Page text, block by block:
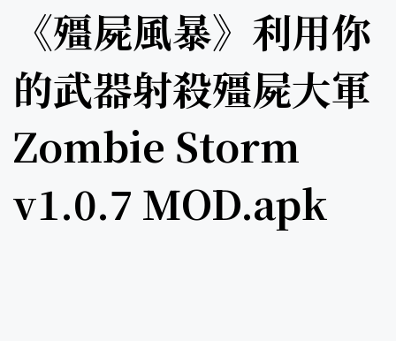
《殭屍風暴》利用你
的武器射殺殭屍大軍
Zombie Storm
v1.0.7 MOD.apk